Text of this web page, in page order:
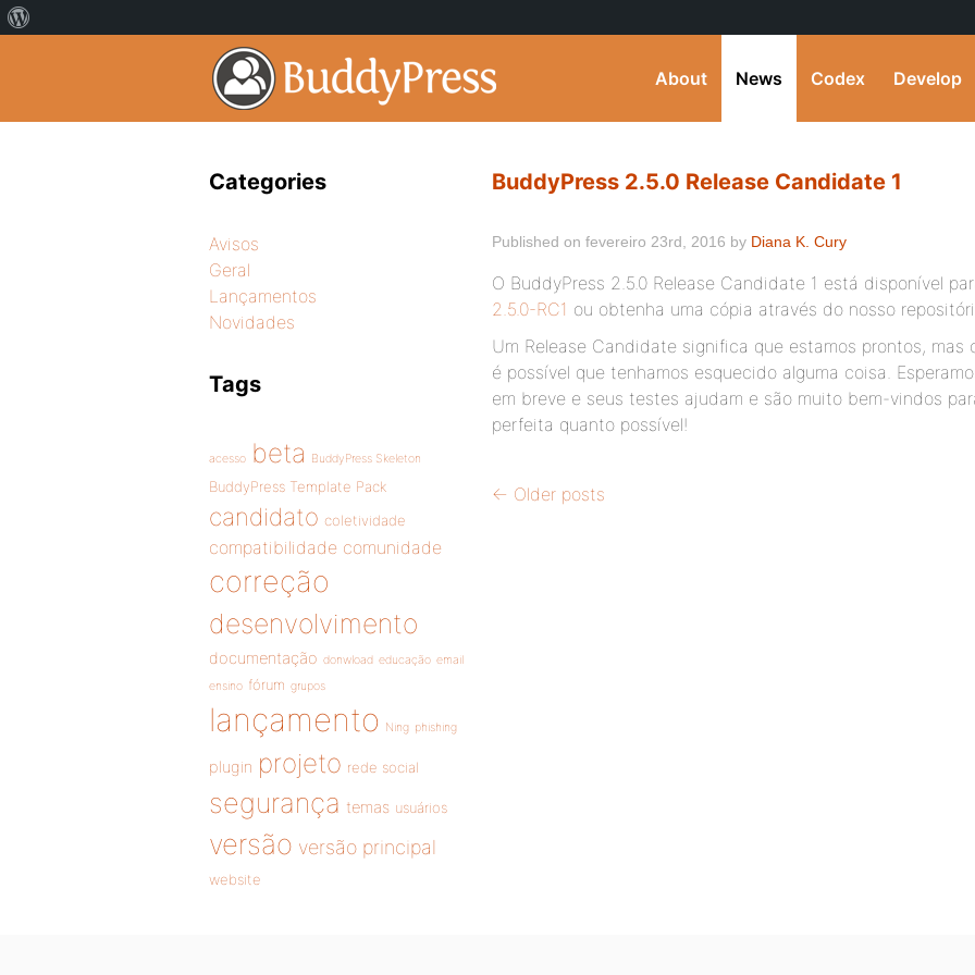
About News Codex Develop
BuddyPress 2.5.0 Release Candidate 1
Published on fevereiro 23rd, 2016 by Diana K. Cury
O BuddyPress 2.5.0 Release Candidate 1 está disponível
2.5.0-RC1 ou obtenha uma cópia através do nosso
Um Release Candidate significa que estamos prontos,
é possível que tenhamos esquecido alguma coisa.
em breve e seus testes ajudam e são muito bem-vindos
perfeita quanto possível!
← Older posts
Categories
Avisos
Geral
Lançamentos
Novidades
Tags
acesso beta BuddyPress Skeleton
BuddyPress Template Pack
candidato coletividade
compatibilidade comunidade
correção
desenvolvimento
documentação donwload educação email
ensino fórum grupos
lançamento Ning phishing
plugin projeto rede social
segurança temas usuários
versão versão principal
website